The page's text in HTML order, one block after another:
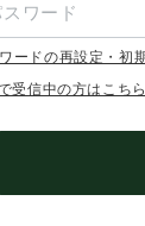
ードの再設定・初
受信中の方はこちら